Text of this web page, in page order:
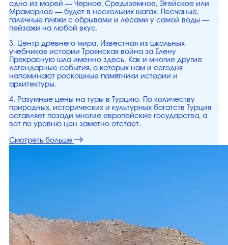
одно из морей — Черное, Средиземное, Эгейское или
Мраморное — будет в нескольких шагах. Песчаные,
галечные пляжи с обрывами и лесами у самой воды —
пейзажи на любой вкус.
3. Центр древнего мира. Известная из школьных
учебников истории Троянская война за Елену
Прекрасную шла именно здесь. Как и многие другие
легендарные события, о которых нам и сегодня
напоминают роскошные памятники истории и
архитектуры.
4. Разумные цены на туры в Турцию. По количеству
природных, исторических и культурных богатств Турция
оставляет позади многие европейские государства, а
вот по уровню цен заметно отстает.
Смотреть больше